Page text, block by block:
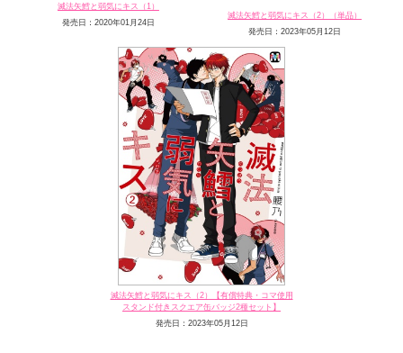
滅法矢鱈と弱気にキス（1）
発売日：2020年01月24日
滅法矢鱈と弱気にキス（2）（単品）
発売日：2023年05月12日
滅法矢鱈と弱気にキス（2）【有償特典・コマ使用
スタンド付きスクエア缶バッジ2種セット】
発売日：2023年05月12日